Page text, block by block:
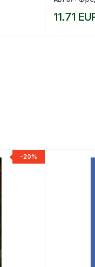
11.71
-20%